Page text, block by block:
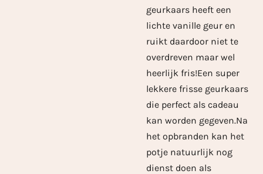
geurkaars heeft een
lichte vanille geur en
ruikt daardoor niet te
overdreven maar wel
heerlijk fris!Een super
lekkere frisse geurkaars
die perfect als cadeau
kan worden gegeven.Na
het opbranden kan het
potje natuurlijk nog
dienst doen als